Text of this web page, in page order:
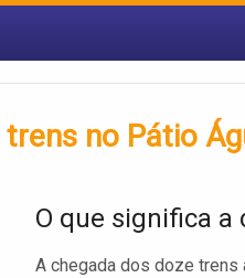
no Pátio
O que significa a
A chegada dos doze trens